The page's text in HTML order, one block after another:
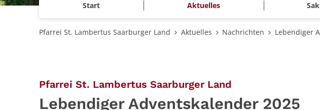
Start Aktuelles
Pfarrei St. Lambertus Saarburger Land Aktuelles Nachrichten Lebendiger
Pfarrei St. Lambertus Saarburger Land
Lebendiger Adventskalender 2025